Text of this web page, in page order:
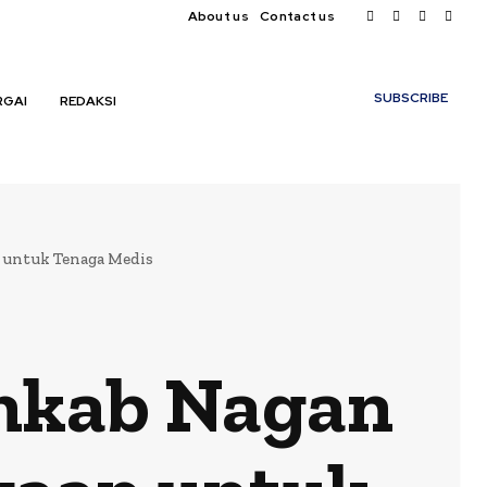
About us Contact us
REDAKSI SUBSCRIBE
Tenaga Medis
Nagan